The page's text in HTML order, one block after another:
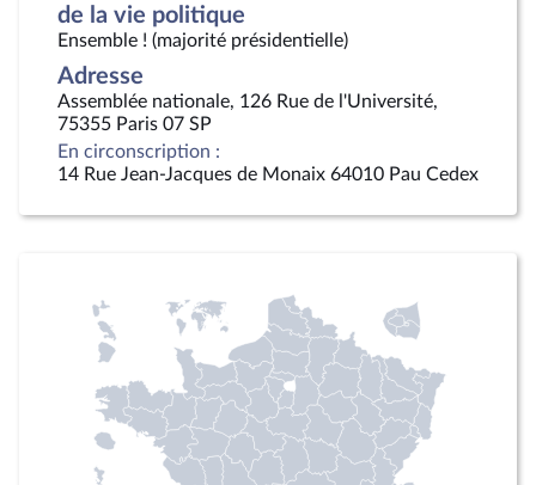
de la vie politique
Ensemble ! (majorité présidentielle)
Adresse
Assemblée nationale, 126 Rue de l'Université,
75355 Paris 07 SP
En circonscription :
14 Rue Jean-Jacques de Monaix 64010 Pau Cedex